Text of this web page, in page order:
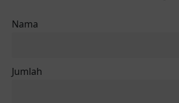
Nama
Jumlah